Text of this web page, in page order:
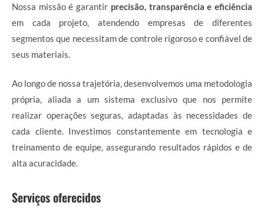
Nossa missão é garantir precisão, transparência e eficiência
em cada projeto, atendendo empresas de diferentes
segmentos que necessitam de controle rigoroso e confiável de
seus materiais.
Ao longo de nossa trajetória, desenvolvemos uma metodologia
própria, aliada a um sistema exclusivo que nos permite
realizar operações seguras, adaptadas às necessidades de
cada cliente. Investimos constantemente em tecnologia e
treinamento de equipe, assegurando resultados rápidos e de
alta acuracidade.
Serviços oferecidos